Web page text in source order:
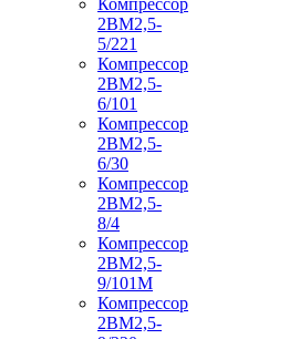
2ВМ2,5-
5/221
Компрессор
2ВМ2,5-
6/101
Компрессор
2ВМ2,5-
6/30
Компрессор
2ВМ2,5-
8/4
Компрессор
2ВМ2,5-
9/101М
Компрессор
2ВМ2,5-